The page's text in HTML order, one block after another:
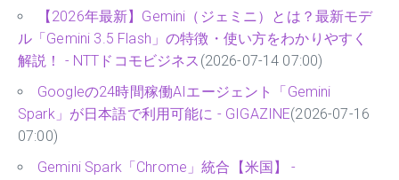
【2026年最新】Gemini（ジェミニ）とは？最新モデ
ル「Gemini 3.5 Flash」の特徴・使い方をわかりやすく
解説！ - NTTドコモビジネス (2026-07-14 07:00)
Googleの24時間稼働AIエージェント「Gemini
Spark」が日本語で利用可能に - GIGAZINE(2026-07-16
07:00)
Gemini Spark「Chrome」統合【米国】 -